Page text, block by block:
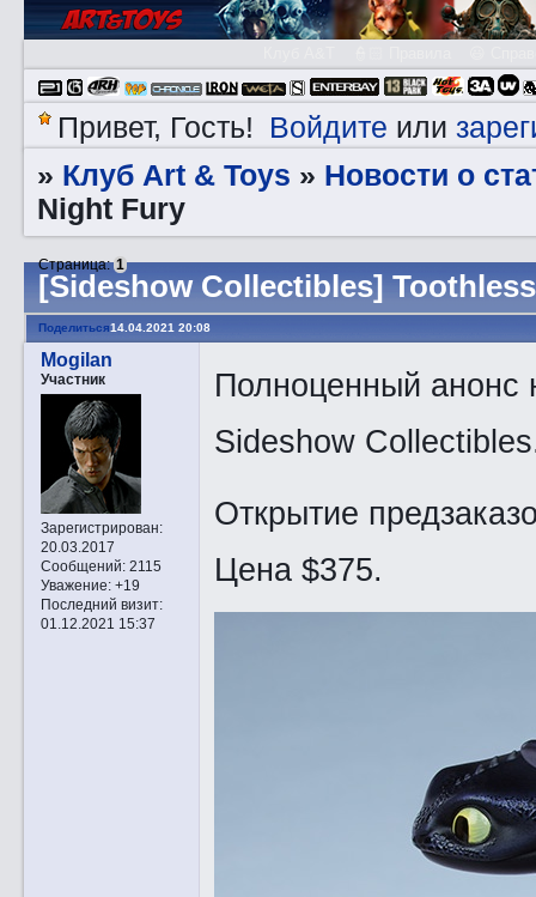
Привет, Гость! Войдите или
» Клуб Art & Toys » Новости о
Night Fury
[Sideshow Collectibles]
Страница:1
Поделиться14.04.2021 20:08
Mogilan
Участник
Зарегистрирован:
20.03.2017
Сообщений:2115
Уважение: +19
Последний визит:
01.12.2021 15:37
Полноценный анонс
Sideshow
Открытие
Цена $375.